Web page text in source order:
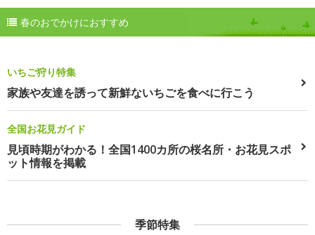
春のおでかけにおすすめ
いちご狩り特集
家族や友達を誘って新鮮ないちごを食べに行こう
全国お花見ガイド
見頃時期がわかる！全国1400カ所の桜名所・お花見スポ
ット情報を掲載
季節特集